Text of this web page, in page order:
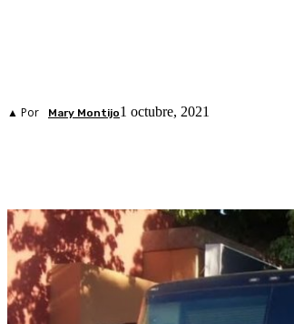
▲ Por Mary Montijo1 octubre, 2021